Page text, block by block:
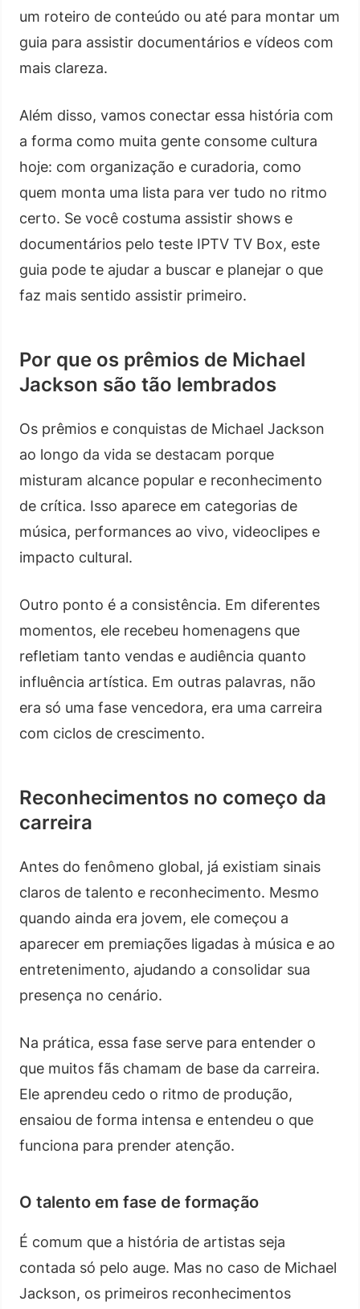
um roteiro de conteúdo ou até para montar um
guia para assistir documentários e vídeos com
mais clareza.
Além disso, vamos conectar essa história com
a forma como muita gente consome cultura
hoje: com organização e curadoria, como
quem monta uma lista para ver tudo no ritmo
certo. Se você costuma assistir shows e
documentários pelo teste IPTV TV Box, este
guia pode te ajudar a buscar e planejar o que
faz mais sentido assistir primeiro.
Por que os prêmios de Michael
Jackson são tão lembrados
Os prêmios e conquistas de Michael Jackson
ao longo da vida se destacam porque
misturam alcance popular e reconhecimento
de crítica. Isso aparece em categorias de
música, performances ao vivo, videoclipes e
impacto cultural.
Outro ponto é a consistência. Em diferentes
momentos, ele recebeu homenagens que
refletiam tanto vendas e audiência quanto
influência artística. Em outras palavras, não
era só uma fase vencedora, era uma carreira
com ciclos de crescimento.
Reconhecimentos no começo da
carreira
Antes do fenômeno global, já existiam sinais
claros de talento e reconhecimento. Mesmo
quando ainda era jovem, ele começou a
aparecer em premiações ligadas à música e ao
entretenimento, ajudando a consolidar sua
presença no cenário.
Na prática, essa fase serve para entender o
que muitos fãs chamam de base da carreira.
Ele aprendeu cedo o ritmo de produção,
ensaiou de forma intensa e entendeu o que
funciona para prender atenção.
O talento em fase de formação
É comum que a história de artistas seja
contada só pelo auge. Mas no caso de Michael
Jackson, os primeiros reconhecimentos